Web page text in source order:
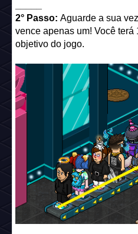
2° Passo: Aguarde a sua
vence apenas um! Você
objetivo do jogo.